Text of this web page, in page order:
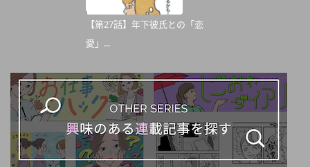
【第27話】年下彼氏との「恋
愛」...